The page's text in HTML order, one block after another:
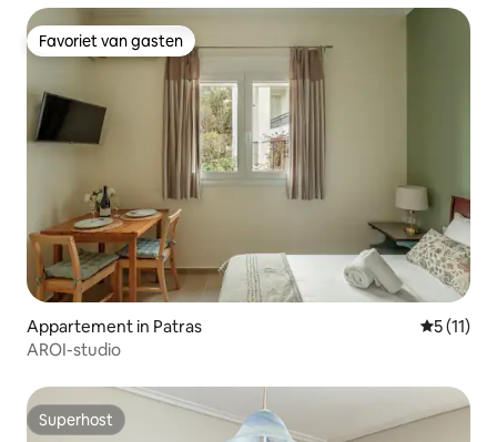
Favoriet van gasten
Favoriet van gasten
Appartement in Patras
5 (11)
AROI-studio
Superhost
Superhost